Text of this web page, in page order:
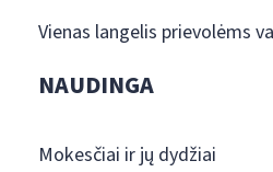
Vienas langelis prievolėms
NAUDINGA
Mokesčiai ir jų dydžiai